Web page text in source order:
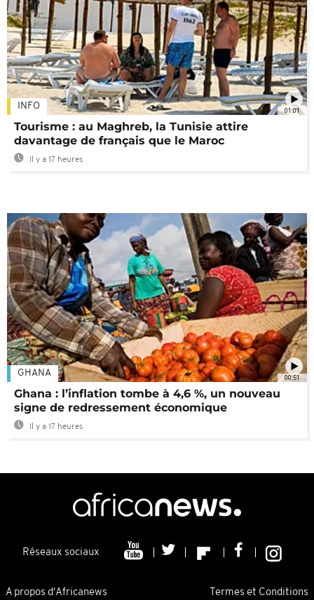
01:01
INFO
Tourisme : au Maghreb, la Tunisie attire
davantage de français que le Maroc
Il y a 17 heures
00:51
GHANA
Ghana : l’inflation tombe à 4,6 %, un nouveau
signe de redressement économique
Il y a 17 heures
Réseaux sociaux
A propos d'Africanews Termes et Conditions